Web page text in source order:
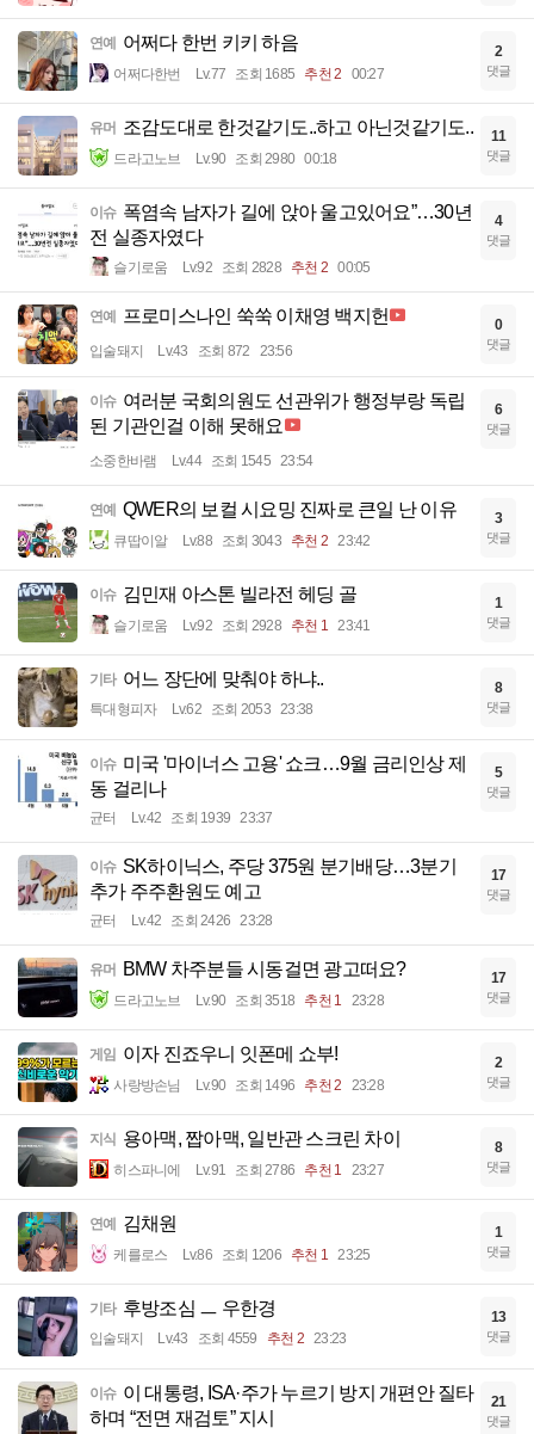
연예 어쩌다 한번 키키 하음
어쩌다한번 Lv.77 조회 1685 추천 2 00:27
2
댓글
유머 조감도대로 한것같기도..하고 아닌것같기도..
드라고노브 Lv.90 조회 2980 00:18
11
댓글
이슈 폭염속 남자가 길에 앉아 울고있어요”…30년
전 실종자였다
슬기로움 Lv.92 조회 2828 추천 2 00:05
4
댓글
연예 프로미스나인 쑥쑥 이채영 백지헌
입술돼지 Lv.43 조회 872 23:56
0
댓글
이슈 여러분 국회의원도 선관위가 행정부랑 독립
된 기관인걸 이해 못해요
소중한바램 Lv.44 조회 1545 23:54
6
댓글
연예 QWER의 보컬 시요밍 진짜로 큰일 난 이유
큐땁이알 Lv.88 조회 3043 추천 2 23:42
3
댓글
이슈 김민재 아스톤 빌라전 헤딩 골
슬기로움 Lv.92 조회 2928 추천 1 23:41
1
댓글
기타 어느 장단에 맞춰야 하냐..
특대형피자 Lv.62 조회 2053 23:38
8
댓글
이슈 미국 '마이너스 고용' 쇼크…9월 금리인상 제
동 걸리나
균터 Lv.42 조회 1939 23:37
5
댓글
이슈 SK하이닉스, 주당 375원 분기배당…3분기
추가 주주환원도 예고
균터 Lv.42 조회 2426 23:28
17
댓글
유머 BMW 차주분들 시동걸면 광고떠요?
드라고노브 Lv.90 조회 3518 추천 1 23:28
17
댓글
게임 이자 진죠우니 잇폰메 쇼부!
사랑방손님 Lv.90 조회 1496 추천 2 23:28
2
댓글
지식 용아맥, 짭아맥, 일반관 스크린 차이
히스파니에 Lv.91 조회 2786 추천 1 23:27
8
댓글
연예 김채원
케를로스 Lv.86 조회 1206 추천 1 23:25
1
댓글
기타 후방조심 ㅡ 우한경
입술돼지 Lv.43 조회 4559 추천 2 23:23
13
댓글
이슈 이 대통령, ISA·주가 누르기 방지 개편안 질타
하며 “전면 재검토” 지시
21
댓글